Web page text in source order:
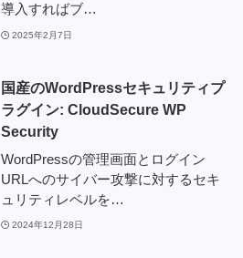
導入すればブ…
2025年2月7日
国産のWordPressセキュリティプ
ラグイン: CloudSecure WP
Security
WordPressの管理画面とログイン
URLへのサイバー攻撃に対するセキ
ュリティレベルを…
2024年12月28日